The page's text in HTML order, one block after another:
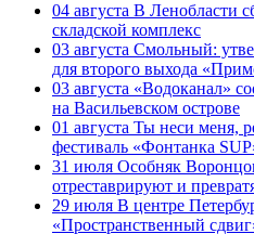
04 августа В Ленобласти
складской комплекс
03 августа Смольный:
для второго выхода
03 августа «Водоканал»
на Васильевском острове
01 августа Ты неси меня,
фестиваль «Фонтанка
31 июля Особняк
отреставрируют и
29 июля В центре
«Пространственный